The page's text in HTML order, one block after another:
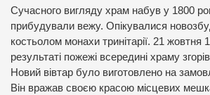
Сучасного вигляду храм набув у 1800
прибудували вежу. Опікувалися
костьолом монахи тринітарії. 21 жовтня
результаті пожежі всередині храму
Новий вівтар було виготовлено на
Він вражав своєю красою місцевих